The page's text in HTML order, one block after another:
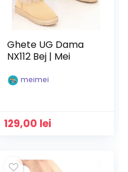
Ghete UG Dama
NX112 Bej | Mei
meimei
129,00 lei